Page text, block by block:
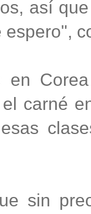
así
en
carné
sin